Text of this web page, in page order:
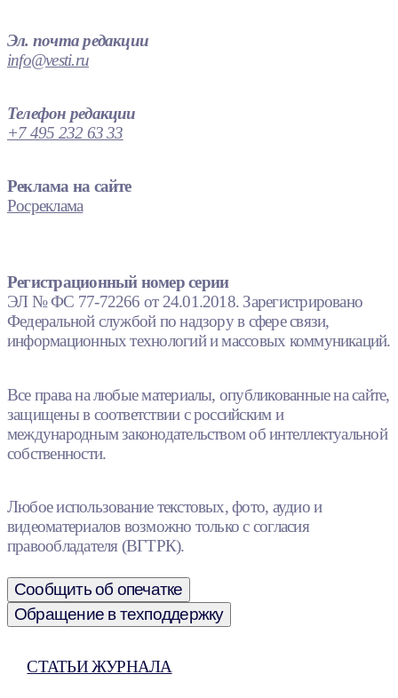
Эл. почта редакции
info@vesti.ru
Телефон редакции
+7 495 232 63 33
Реклама на сайте
Росреклама
Регистрационный номер серии
ЭЛ № ФС 77-72266 от 24.01.2018. Зарегистрировано
Федеральной службой по надзору в сфере связи,
информационных технологий и массовых коммуникаций.
Все права на любые материалы, опубликованные на сайте,
защищены в соответствии с российским и
международным законодательством об интеллектуальной
собственности.
Любое использование текстовых, фото, аудио и
видеоматериалов возможно только с согласия
правообладателя (ВГТРК).
Сообщить об опечатке
Обращение в техподдержку
СТАТЬИ ЖУРНАЛА